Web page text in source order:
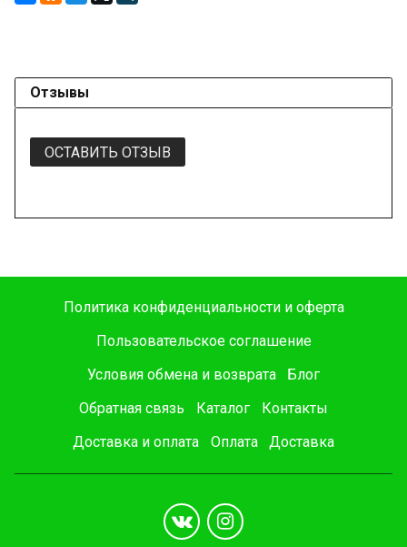
Отзывы
ОСТАВИТЬ ОТЗЫВ
Политика конфиденциальности и оферта
Пользовательское соглашение
Условия обмена и возврата
Блог
Обратная связь
Каталог
Контакты
Доставка и оплата
Оплата Доставка